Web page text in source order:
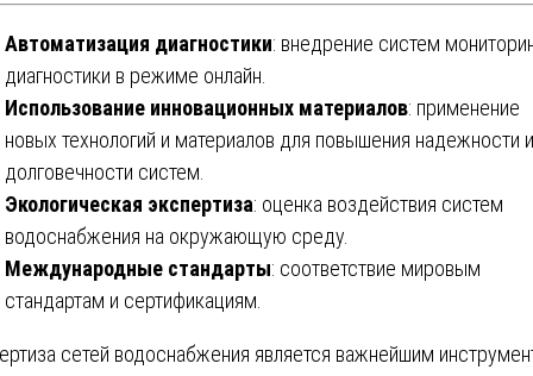
Автоматизация диагностики: внедрение систем
диагностики в режиме онлайн.
Использование инновационных материалов: применение
новых технологий и материалов для повышения надежности и
долговечности систем.
Экологическая экспертиза: оценка воздействия систем
водоснабжения на окружающую среду.
Международные стандарты: соответствие мировым
стандартам и сертификациям.
сетей водоснабжения является важнейшим